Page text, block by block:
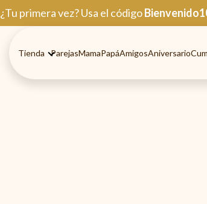
Ir
al
¿Tu primera vez? Usa el código
Tienda ParejasMamaPapáAmigosAniversario